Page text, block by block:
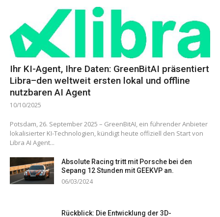
Ihr KI-Agent, Ihre Daten: GreenBitAI präsentiert
Libra–den weltweit ersten lokal und offline
nutzbaren AI Agent
10/10/2025
Potsdam, 26. September 2025 – GreenBitAI, ein führender Anbieter
lokalisierter KI-Technologien, kündigt heute offiziell den Start von
Libra AI Agent...
Absolute Racing tritt mit Porsche bei den
Sepang 12 Stunden mit GEEKVP an.
06/03/2024
Rückblick: Die Entwicklung der 3D-